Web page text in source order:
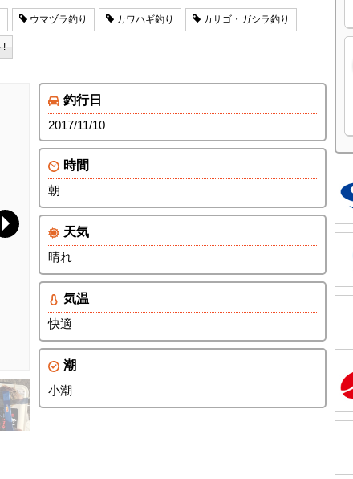
ウマヅラ釣り カワハギ釣り カサゴ・ガシラ釣り
!
釣行日
2017/11/10
時間
朝
天気
晴れ
気温
快適
潮
小潮